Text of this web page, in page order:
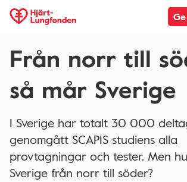
Från norr till
så mår Sverige
I Sverige har totalt 30 000
genomgått SCAPIS studiens alla
provtagningar och tester. Men
Sverige från norr till söder?